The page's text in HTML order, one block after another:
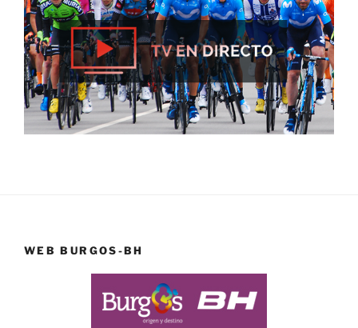
WEB BURGOS-BH